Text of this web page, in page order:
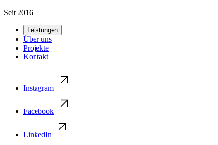
Seit 2016
Leistungen
Über uns
Projekte
Kontakt
Instagram
Facebook
LinkedIn